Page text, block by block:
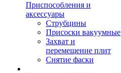
Приспособления и
аксессуары
Струбцины
Присоски вакуумные
Захват и
перемещение плит
Снятие фаски